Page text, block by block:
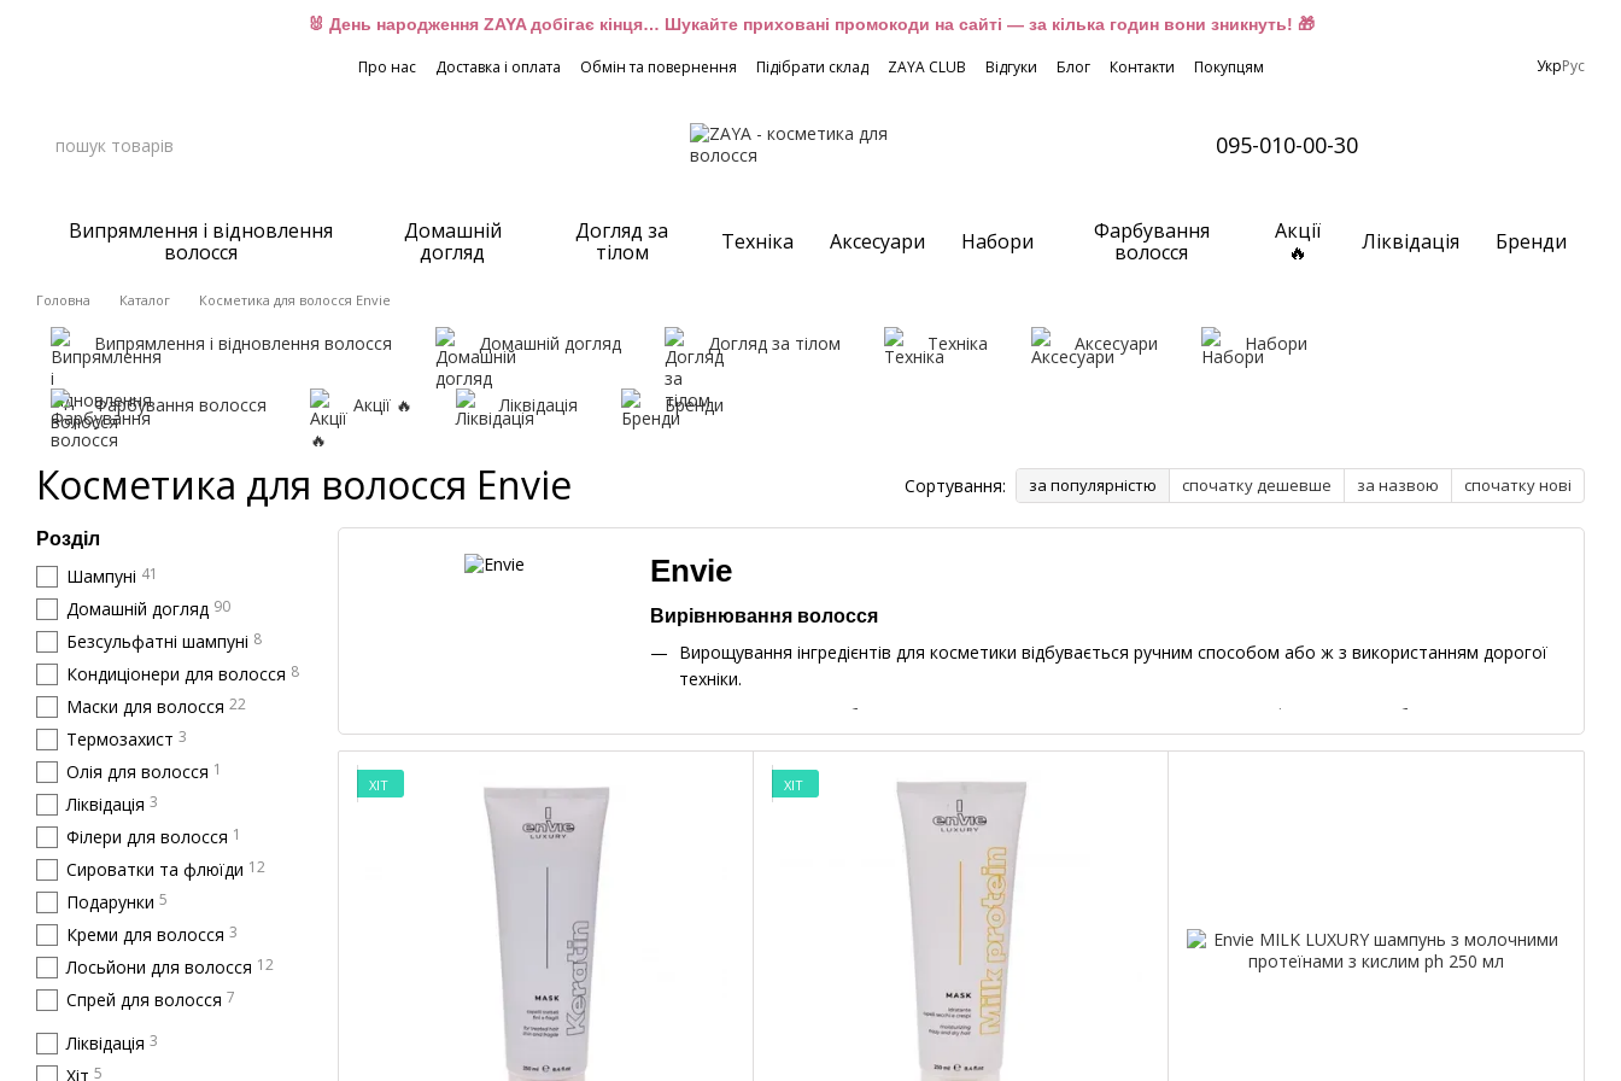
🐰 День народження ZAYA добігає кінця… Шукайте приховані промокоди на сайті — за кілька годин вони зникнуть! 🎁
Про нас Доставка і оплата Обмін та повернення Підібрати склад ZAYA CLUB Відгуки Блог Контакти Покупцям УкрРус
095-010-00-30
Випрямлення і відновлення
волосся
Домашній
догляд
Догляд за
тілом
Техніка Аксесуари Набори
Фарбування
волосся
Акції
🔥
Ліквідація Бренди
Головна Каталог Косметика для волосся Envie
Випрямлення і відновлення волосся Домашній догляд Догляд за тілом Техніка Аксесуари Набори
Фарбування волосся Акції 🔥 Ліквідація Бренди
Косметика для волосся Envie Сортування: за популярністю спочатку дешевше за назвою спочатку нові
Envie
Вирівнювання волосся
Вирощування інгредієнтів для косметики відбувається ручним способом або ж з використанням дорогої
техніки.
У складі не повинно бути дешевих речовин для консервації, таких як: нафтопродукти або синтетичні
ароматизатори. Тому компанія додає виключно ефірні масла у великих кількостях або ж дорогі
інноваційні складові.
Біо-косметиці необхідно мати сертифікат від аттестуючої організації про те, що даний продукт має
особливий статус продукту.
Дані елементи впливають на формування собівартості продукції + до цього необхідно додати додаткові
витрати за транспортування і оплату праці.
Що особливого в косметиці від компанії Envie Cosmetic?
Спираючись на відгуки наших клієнтів, стає очевидно, що Envie Cosmetic має велику кількість видимих ​​
Натуральний склад. Ми гарантуємо чесність при створенні косметики, тому до складу засобу включені всі
обіцяні складові. У складах немає синтетичних ароматизаторів, консервантів і парабенів, штучних
ХІТ ХІТ
Розділ
Шампуні 41
Домашній догляд 90
Безсульфатні шампуні 8
Кондиціонери для волосся 8
Маски для волосся 22
Термозахист 3
Олія для волосся 1
Ліквідація 3
Філери для волосся 1
Сироватки та флюїди 12
Подарунки 5
Креми для волосся 3
Лосьйони для волосся 12
Спрей для волосся 7
Ліквідація 3
Хіт 5